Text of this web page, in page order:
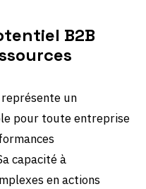
B2B
représente un
pour toute entreprise
capacité à
en actions